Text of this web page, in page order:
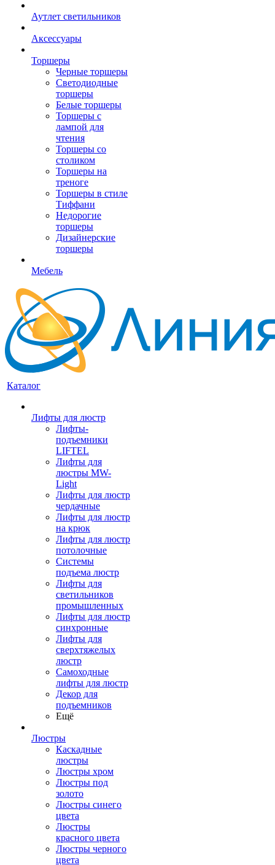
Аутлет светильников
Аксессуары
Торшеры
Черные торшеры
Светодиодные
торшеры
Белые торшеры
Торшеры с
лампой для
чтения
Торшеры со
столиком
Торшеры на
треноге
Торшеры в стиле
Тиффани
Недорогие
торшеры
Дизайнерские
торшеры
Мебель
Каталог
Лифты для люстр
Лифты-
подъемники
LIFTEL
Лифты для
люстры MW-
Light
Лифты для люстр
чердачные
Лифты для люстр
на крюк
Лифты для люстр
потолочные
Системы
подъема люстр
Лифты для
светильников
промышленных
Лифты для люстр
синхронные
Лифты для
сверхтяжелых
люстр
Самоходные
лифты для люстр
Декор для
подъемников
Ещё
Люстры
Каскадные
люстры
Люстры хром
Люстры под
золото
Люстры синего
цвета
Люстры
красного цвета
Люстры черного
цвета